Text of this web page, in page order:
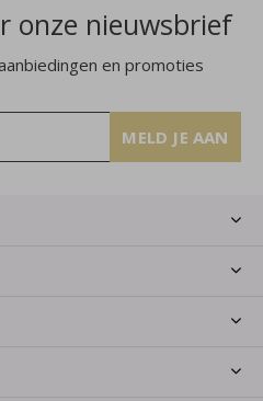
onze nieuwsbrief
en promoties
MELD JE AAN